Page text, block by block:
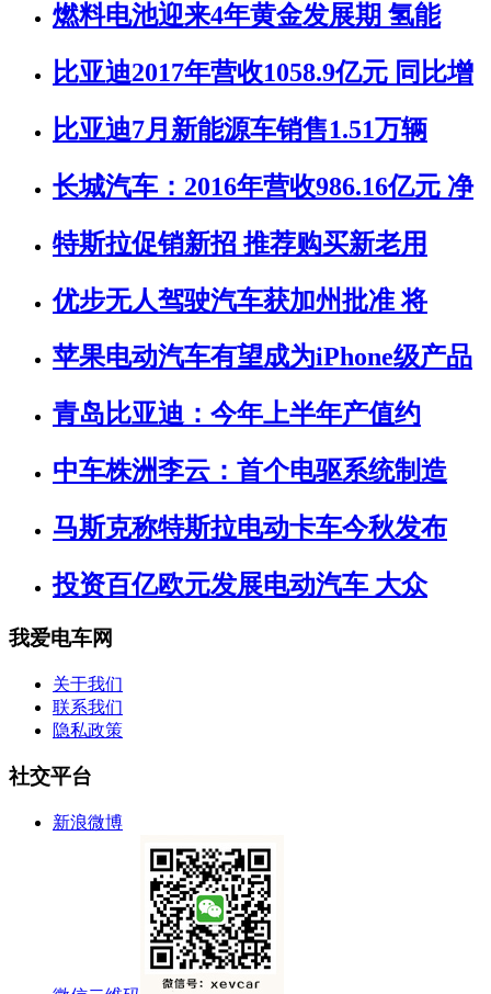
燃料电池迎来4年黄金发展期 氢能
比亚迪2017年营收1058.9亿元 同比增
比亚迪7月新能源车销售1.51万辆
长城汽车：2016年营收986.16亿元 净
特斯拉促销新招 推荐购买新老用
优步无人驾驶汽车获加州批准 将
苹果电动汽车有望成为iPhone级产品
青岛比亚迪：今年上半年产值约
中车株洲李云：首个电驱系统制造
马斯克称特斯拉电动卡车今秋发布
投资百亿欧元发展电动汽车 大众
我爱电车网
关于我们
联系我们
隐私政策
社交平台
新浪微博